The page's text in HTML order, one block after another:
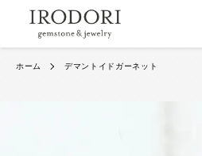
ホーム デマントイドガーネット